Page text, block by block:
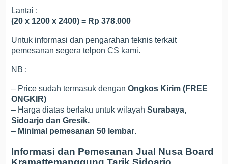
Lantai :
(20 x 1200 x 2400) = Rp 378.000
Untuk informasi dan pengarahan teknis terkait
pemesanan segera telpon CS kami.
NB :
– Price sudah termasuk denganOngkos Kirim (FREE
ONGKIR)
– Harga diatas berlaku untuk wilayahSurabaya,
Sidoarjo dan Gresik.
– Minimal pemesanan 50 lembar.
Informasi dan Pemesanan Jual Nusa Board